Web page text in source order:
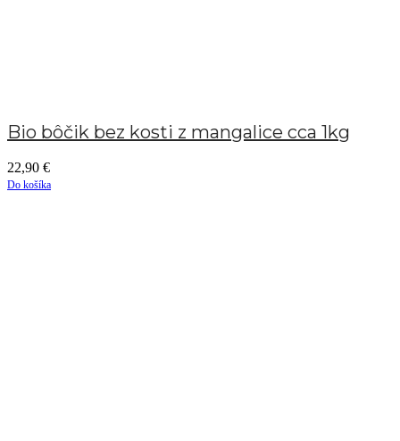
Bio bôčik bez kosti z mangalice cca 1kg
22,90 €
Do košíka